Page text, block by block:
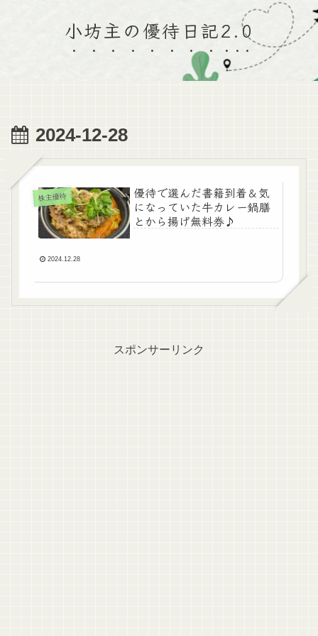
小坊主の優待日記2.0
2024-12-28
株主優待
優待で選んだ書籍到着＆気
になっていた牛カレー鍋膳
とから揚げ無料券♪
2024.12.28
スポンサーリンク